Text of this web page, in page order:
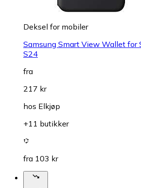
Deksel for mobiler
Samsung Smart View Wallet for
S24
fra
217 kr
hos Elkjøp
+11 butikker
fra 103 kr